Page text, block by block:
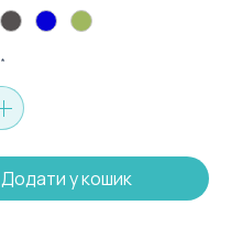
*
Додати у кошик